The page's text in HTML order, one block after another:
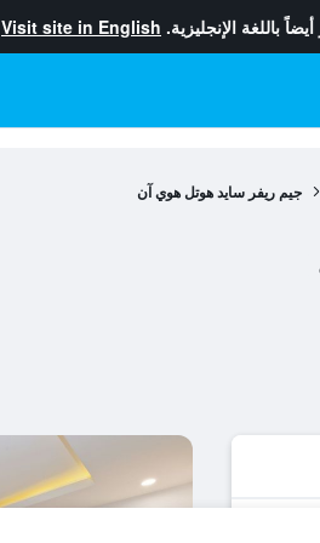
باللغة الإنجليزية. Visit site in English
جيم ريفر سايد هوتل هوي آن